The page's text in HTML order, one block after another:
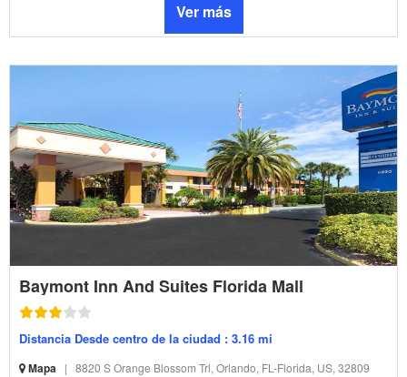
Ver más
Baymont Inn And Suites Florida Mall
Distancia Desde centro de la ciudad : 3.16 mi
Mapa | 8820 S Orange Blossom Trl, Orlando, FL-Florida, US, 32809